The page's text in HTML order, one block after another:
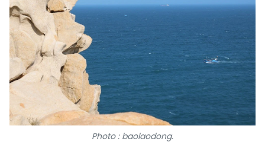
Photo : baolaodong.